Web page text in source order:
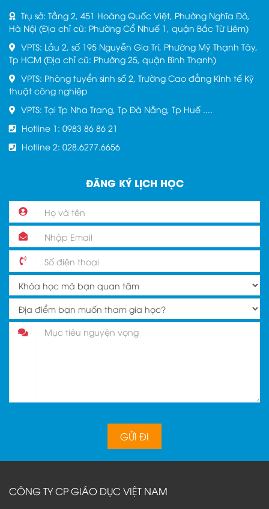
Trụ sở: Tầng 2, 451 Hoàng Quốc Việt, Phường Nghĩa Đô,
Hà Nội (Địa chỉ cũ: Phường Cổ Nhuế 1, quận Bắc Từ Liêm)
VPTS: Lầu 2, số 195 Nguyễn Gia Trí, Phường Mỹ Thạnh Tây,
Tp HCM (Địa chỉ cũ: Phường 25, quận Bình Thạnh)
VPTS: Phòng tuyển sinh số 2, Trường Cao đẳng Kinh tế Kỹ
thuật công nghiệp
VPTS: Tại Tp Nha Trang, Tp Đà Nẵng, Tp Huế ....
Hotline 1: 0983 86 86 21
Hotline 2: 028.6277.6656
ĐĂNG KÝ LỊCH HỌC
CÔNG TY CP GIÁO DỤC VIỆT NAM